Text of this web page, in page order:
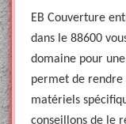
EB Couverture
dans le 88600
domaine pour
permet de rendre
matériels
conseillons de le